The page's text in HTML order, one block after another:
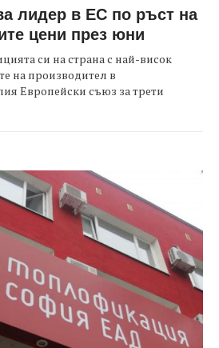
лидер в ЕС по ръст на
цени през юни
си на страна с най-висок
на производител в
Европейски съюз за трети